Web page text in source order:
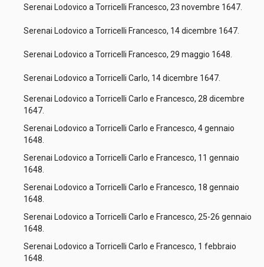
Serenai Lodovico a Torricelli Francesco, 23 novembre 1647.
Serenai Lodovico a Torricelli Francesco, 14 dicembre 1647.
Serenai Lodovico a Torricelli Francesco, 29 maggio 1648.
Serenai Lodovico a Torricelli Carlo, 14 dicembre 1647.
Serenai Lodovico a Torricelli Carlo e Francesco, 28 dicembre
1647.
Serenai Lodovico a Torricelli Carlo e Francesco, 4 gennaio
1648.
Serenai Lodovico a Torricelli Carlo e Francesco, 11 gennaio
1648.
Serenai Lodovico a Torricelli Carlo e Francesco, 18 gennaio
1648.
Serenai Lodovico a Torricelli Carlo e Francesco, 25-26 gennaio
1648.
Serenai Lodovico a Torricelli Carlo e Francesco, 1 febbraio
1648.